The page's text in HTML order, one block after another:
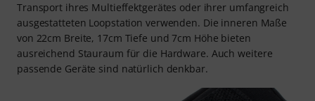
Transport ihres Multieffektgerätes oder ihrer umfangreich
ausgestatteten Loopstation verwenden. Die inneren Maße
von 22cm Breite, 17cm Tiefe und 7cm Höhe bieten
ausreichend Stauraum für die Hardware. Auch weitere
passende Geräte sind natürlich denkbar.